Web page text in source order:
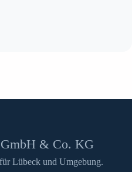
& Co. KG
Lübeck und Umgebung.